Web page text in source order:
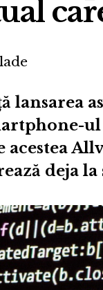
lansarea
acestea
deja